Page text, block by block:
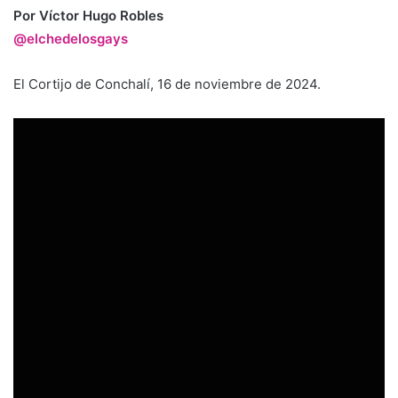
Por Víctor Hugo Robles
@elchedelosgays
El Cortijo de Conchalí, 16 de noviembre de 2024.